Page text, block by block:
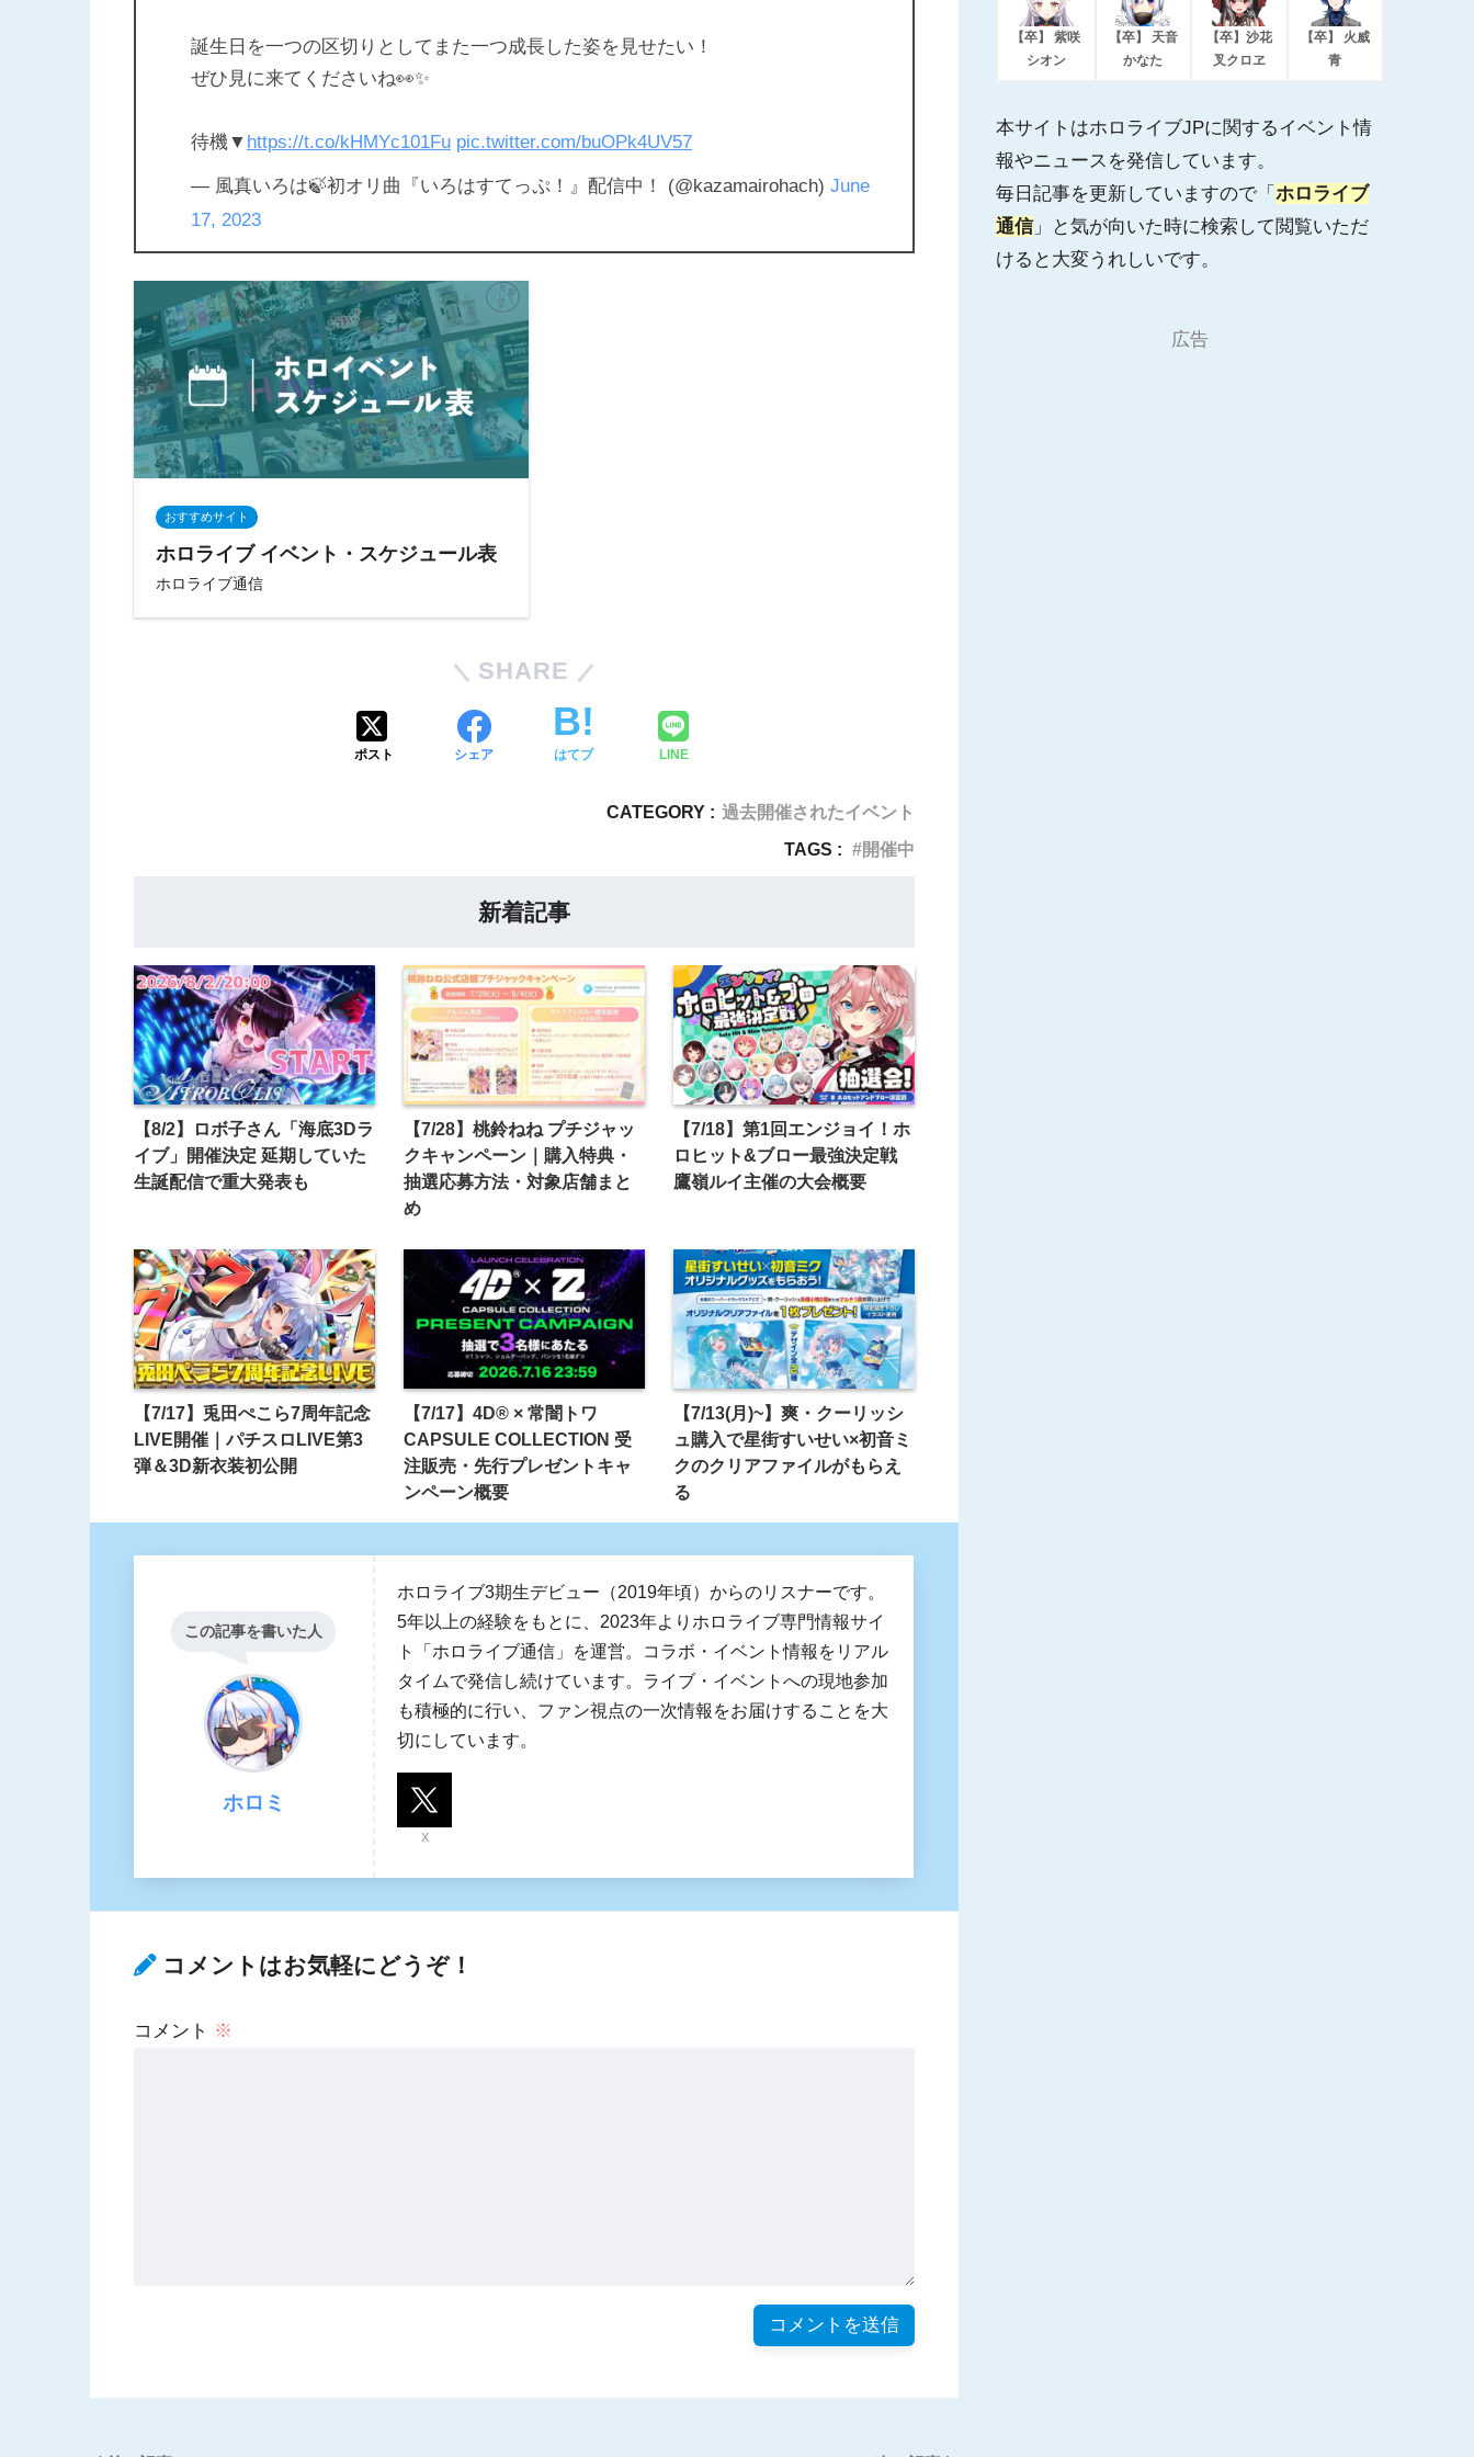
誕生日を一つの区切りとしてまた一つ成長した姿を見せたい！
ぜひ見に来てくださいね👀✨
待機▼ https://t.co/kHMYc101Fu pic.twitter.com/buOPk4UV57
— 風真いろは🍃初オリ曲『いろはすてっぷ！』配信中！ (@kazamairohach) June
17, 2023
おすすめサイト
ホロライブ イベント・スケジュール表
ホロライブ通信
SHARE
ポスト シェア はてブ LINE
CATEGORY : 過去開催されたイベント
TAGS :
開催中
新着記事
【8/2】ロボ子さん「海底3Dラ
イブ」開催決定 延期していた
生誕配信で重大発表も
【7/28】桃鈴ねね プチジャッ
クキャンペーン｜購入特典・
抽選応募方法・対象店舗まと
め
【7/18】第1回エンジョイ！ホ
ロヒット&ブロー最強決定戦
鷹嶺ルイ主催の大会概要
【7/17】兎田ぺこら7周年記念
LIVE開催｜パチスロLIVE第3
弾＆3D新衣装初公開
【7/17】4D® × 常闇トワ
CAPSULE COLLECTION 受
注販売・先行プレゼントキャ
ンペーン概要
【7/13(月)~】爽・クーリッシ
ュ購入で星街すいせい×初音ミ
クのクリアファイルがもらえ
る
この記事を書いた人
ホロミ
ホロライブ3期生デビュー（2019年頃）からのリスナーです。
5年以上の経験をもとに、2023年よりホロライブ専門情報サイ
ト「ホロライブ通信」を運営。コラボ・イベント情報をリアル
タイムで発信し続けています。ライブ・イベントへの現地参加
も積極的に行い、ファン視点の一次情報をお届けすることを大
切にしています。
X
コメントはお気軽にどうぞ！
コメント ※
【卒】 紫咲
シオン
【卒】 天音
かなた
【卒】沙花
叉クロヱ
【卒】 火威
青
本サイトはホロライブJPに関するイベント情
報やニュースを発信しています。
毎日記事を更新していますので「 ホロライブ
通信」と気が向いた時に検索して閲覧いただ
けると大変うれしいです。
広告